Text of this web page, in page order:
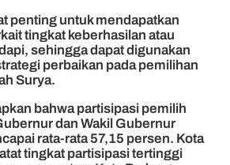
penting untuk mendapatkan
tingkat keberhasilan atau
sehingga dapat digunakan
perbaikan pada pemilihan
Surya.
bahwa partisipasi pemilih
dan Wakil Gubernur
rata-rata 57,15 persen. Kota
tingkat partisipasi tertinggi